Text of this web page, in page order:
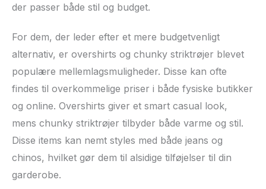
der passer både stil og budget.
For dem, der leder efter et mere budgetvenligt
alternativ, er overshirts og chunky striktrøjer blevet
populære mellemlagsmuligheder. Disse kan ofte
findes til overkommelige priser i både fysiske butikker
og online. Overshirts giver et smart casual look,
mens chunky striktrøjer tilbyder både varme og stil.
Disse items kan nemt styles med både jeans og
chinos, hvilket gør dem til alsidige tilføjelser til din
garderobe.